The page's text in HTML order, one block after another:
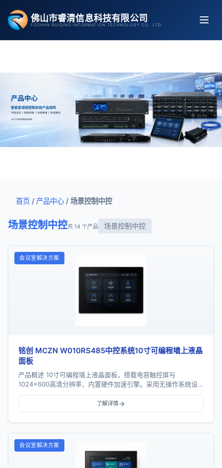
容
佛山市睿清信息科技有限公司
FOSHAN RUIQING INFORMATION TECHNOLOGY CO., LTD.
首页 / 产品中心 / 场景控制中控
场景控制中控共 14 个产品 场景控制中控
会议室解决方案
铭创 MCZN W010RS485中控系统10寸可编程墙上液晶
面板
产品概述 10寸可编程墙上液晶面板，搭载电容触控屏与
1024×600高清分辨率，内置硬件加速引擎。采用无操作系统设
计，上电即用、秒级开机，同时呈现安卓级丝滑动画...
了解详情
会议室解决方案